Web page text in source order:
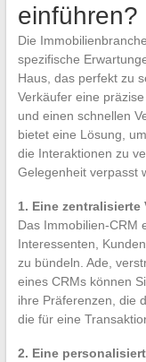
einführen?
Die
spezifische
Haus, das perfekt zu
Verkäufer eine
und einen schnellen
bietet eine Lösung,
die Interaktionen zu
Gelegenheit verpasst
1. Eine
Das Immobilien-CRM
Interessenten,
zu bündeln. Ade,
eines CRMs können
ihre Präferenzen, die
die für eine
2. Eine